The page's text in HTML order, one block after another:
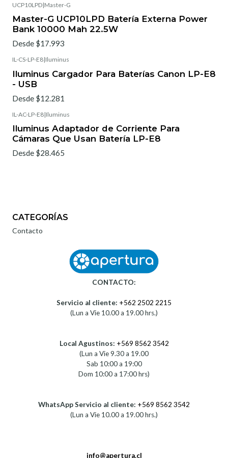
UCP10LPD|Master-G
Master-G UCP10LPD Batería Externa Power
Bank 10000 Mah 22.5W
Desde $17.993
IL-CS-LP-E8|Iluminus
Iluminus Cargador Para Baterías Canon LP-E8
- USB
Desde $12.281
IL-AC-LP-E8|Iluminus
Iluminus Adaptador de Corriente Para
Cámaras Que Usan Batería LP-E8
Desde $28.465
CATEGORÍAS
Contacto
CONTACTO:
Servicio al cliente: +562 2502 2215
(Lun a Vie 10.00 a 19.00 hrs.)
Local Agustinos: +569 8562 3542
(Lun a Vie 9.30 a 19.00
Sab 10:00 a 19:00
Dom 10:00 a 17:00 hrs)
WhatsApp Servicio al cliente: +569 8562 3542
(Lun a Vie 10.00 a 19.00 hrs.)
info@apertura.cl